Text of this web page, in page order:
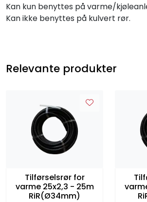
Kan kun benyttes på varme/
Kan ikke benyttes på kulvert rør.
Relevante produkter
Tilførselsrør for
varme 25x2,3 - 25m
RiR(Ø34mm)